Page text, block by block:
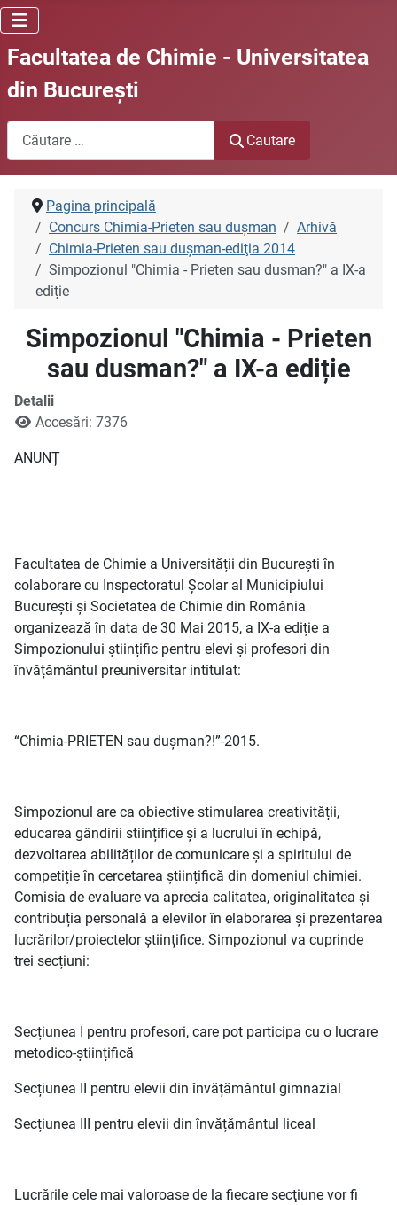
Facultatea de Chimie - Universitatea
din Bucureşti
Cautare
Cautare
Pagina principală
Concurs Chimia-Prieten sau duşman
Arhivă
Chimia-Prieten sau duşman-ediţia 2014
Simpozionul "Chimia - Prieten sau dusman?" a IX-a
ediție
Simpozionul "Chimia - Prieten
sau dusman?" a IX-a ediție
Detalii
Accesări: 7376
ANUNȚ
Facultatea de Chimie a Universității din București în
colaborare cu Inspectoratul Școlar al Municipiului
București și Societatea de Chimie din România
organizează în data de 30 Mai 2015, a IX-a ediție a
Simpozionului științific pentru elevi și profesori din
învățământul preuniversitar intitulat:
“Chimia-PRIETEN sau dușman?!”-2015.
Simpozionul are ca obiective stimularea creativității,
educarea gândirii stiințifice și a lucrului în echipă,
dezvoltarea abilităților de comunicare și a spiritului de
competiție în cercetarea științifică din domeniul chimiei.
Comisia de evaluare va aprecia calitatea, originalitatea şi
contribuția personală a elevilor în elaborarea și prezentarea
lucrărilor/proiectelor științifice. Simpozionul va cuprinde
trei secțiuni:
Secțiunea I pentru profesori, care pot participa cu o lucrare
metodico-științifică
Secțiunea II pentru elevii din învățământul gimnazial
Secțiunea III pentru elevii din învățământul liceal
Lucrările cele mai valoroase de la fiecare secţiune vor fi